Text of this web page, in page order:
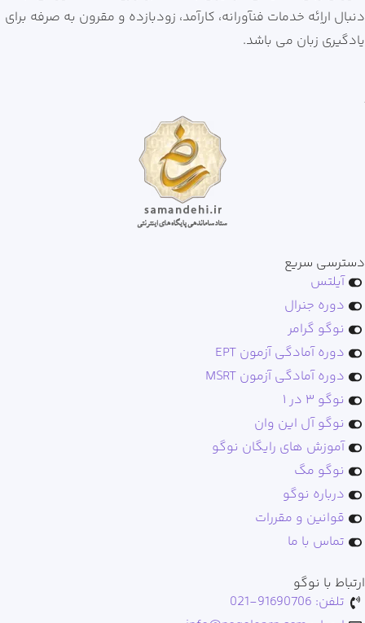
دنبال اراِئه خدمات فنآورانه، کارآمد، زودبازده و مقرون به صرفه برای
یادگیری زبان می باشد.
دسترسی سریع
آیلتس
دوره جنرال
نوگو گرامر
دوره آمادگی آزمون EPT
دوره آمادگی آزمون MSRT
نوگو ۳ در ۱
نوگو آل این وان
آموزش های رایگان نوگو
نوگو مگ
درباره نوگو
قوانین و مقررات
تماس با ما
ارتباط با نوگو
تلفن: 91690706-021